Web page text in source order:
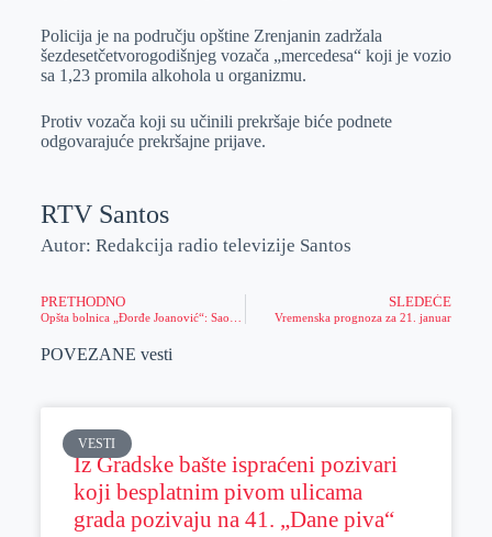
Policija je na području opštine Zrenjanin zadržala
šezdesetčetvorogodišnjeg vozača „mercedesa“ koji je vozio
sa 1,23 promila alkohola u organizmu.
Protiv vozača koji su učinili prekršaje biće podnete
odgovarajuće prekršajne prijave.
RTV Santos
Autor: Redakcija radio televizije Santos
PRETHODNO SLEDEĆE
Vremenska prognoza za 21. januar
POVEZANE vesti
VESTI
Iz Gradske bašte ispraćeni pozivari
koji besplatnim pivom ulicama
grada pozivaju na 41. „Dane piva“